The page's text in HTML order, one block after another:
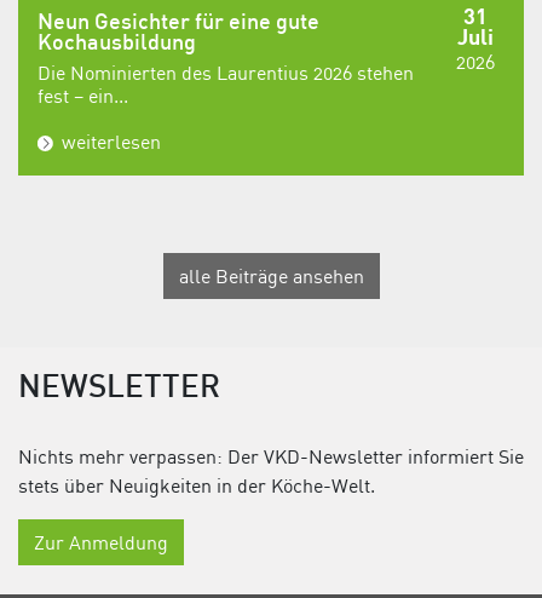
31
Juli
2026
Neun Gesichter für eine gute
Kochausbildung
Die Nominierten des Laurentius 2026 stehen
fest – ein...
weiterlesen
alle Beiträge ansehen
NEWSLETTER
Nichts mehr verpassen: Der VKD-Newsletter informiert Sie
stets über Neuigkeiten in der Köche-Welt.
Zur Anmeldung